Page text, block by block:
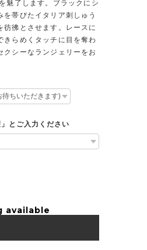
魅了します。ブラックにシ
帯びたイタリア刺しゅう
彿とさせます。レースに
きらめくタッチに目を奪わ
シーなランジェリーをお
とご入力ください
available